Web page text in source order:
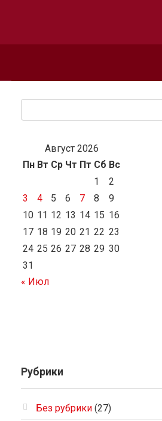
Август 2026
Пн Вт Ср Чт Пт Сб Вс
1
2
3
4 5 6 7 8
9
10 11 12 13 14 15 16
17 18 19 20 21 22 23
24 25 26 27 28 29 30
31
« Июл
Рубрики
Без рубрики (27)